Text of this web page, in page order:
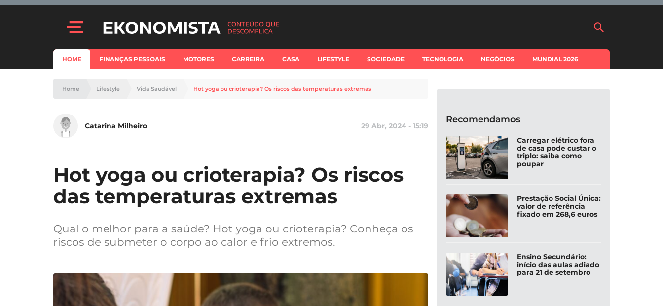
HOME FINANÇAS PESSOAIS MOTORES CARREIRA CASA LIFESTYLE SOCIEDADE TECNOLOGIA NEGÓCIOS MUNDIAL 2026
Home Lifestyle Vida Saudável Hot yoga ou crioterapia? Os riscos das temperaturas extremas
Catarina Milheiro 29 Abr, 2024 - 15:19
Hot yoga ou crioterapia? Os riscos
das temperaturas extremas
Qual o melhor para a saúde? Hot yoga ou crioterapia? Conheça os
riscos de submeter o corpo ao calor e frio extremos.
Recomendamos
Carregar elétrico fora
de casa pode custar o
triplo: saiba como
poupar
Prestação Social Única:
valor de referência
fixado em 268,6 euros
Ensino Secundário:
início das aulas adiado
para 21 de setembro